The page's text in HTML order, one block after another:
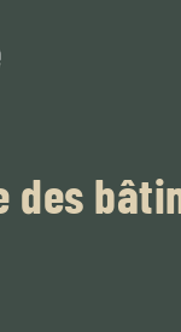
LA TERRE
ET
:
des